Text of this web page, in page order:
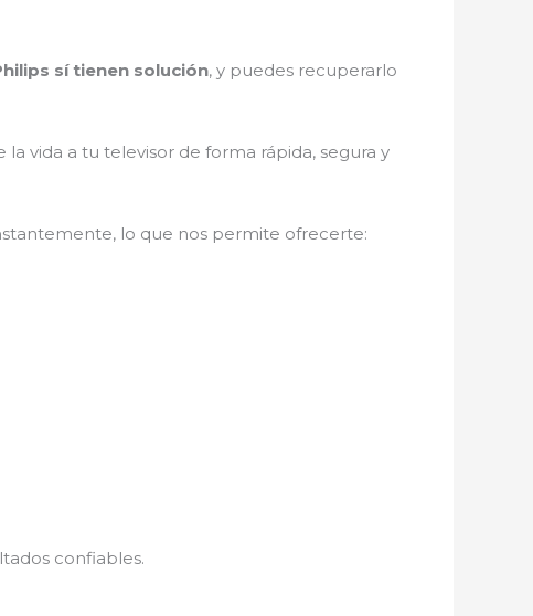
sí tienen solución, y puedes recuperarlo
la vida a tu televisor de forma rápida, segura y
lo que nos permite ofrecerte:
confiables.